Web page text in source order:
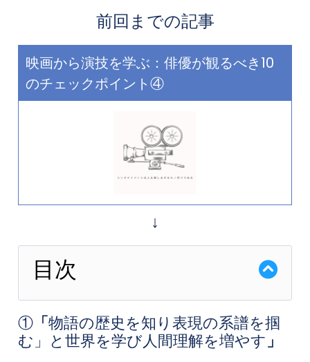
前回までの記事
映画から演技を学ぶ：俳優が観るべき10
のチェックポイント④
↓
目次
① 「物語の歴史を知り表現の系譜を掴
む」と世界を学び人間理解を増やす」